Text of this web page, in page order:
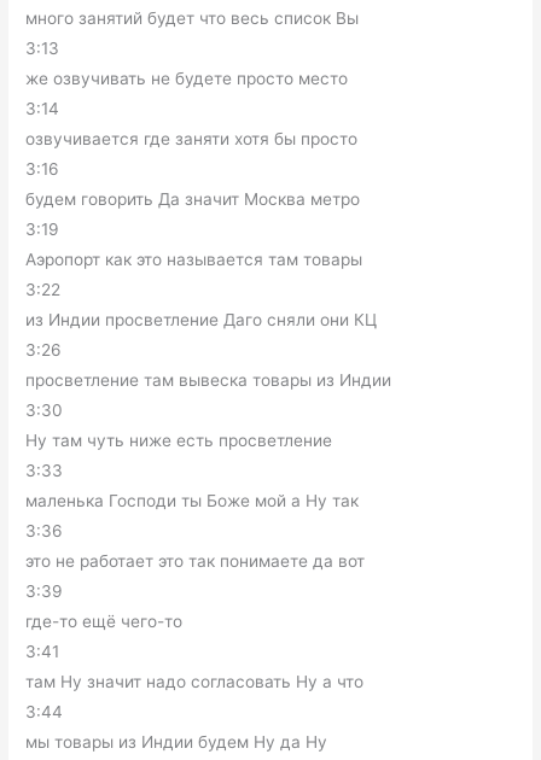
много занятий будет что весь список Вы
3:13
же озвучивать не будете просто место
3:14
озвучивается где заняти хотя бы просто
3:16
будем говорить Да значит Москва метро
3:19
Аэропорт как это называется там товары
3:22
из Индии просветление Даго сняли они КЦ
3:26
просветление там вывеска товары из Индии
3:30
Ну там чуть ниже есть просветление
3:33
маленька Господи ты Боже мой а Ну так
3:36
это не работает это так понимаете да вот
3:39
где-то ещё чего-то
3:41
там Ну значит надо согласовать Ну а что
3:44
мы товары из Индии будем Ну да Ну